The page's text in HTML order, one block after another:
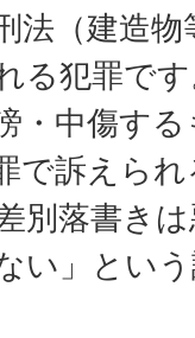
法（建造
る犯罪で
・中傷す
で訴えら
別落書き
い」とい